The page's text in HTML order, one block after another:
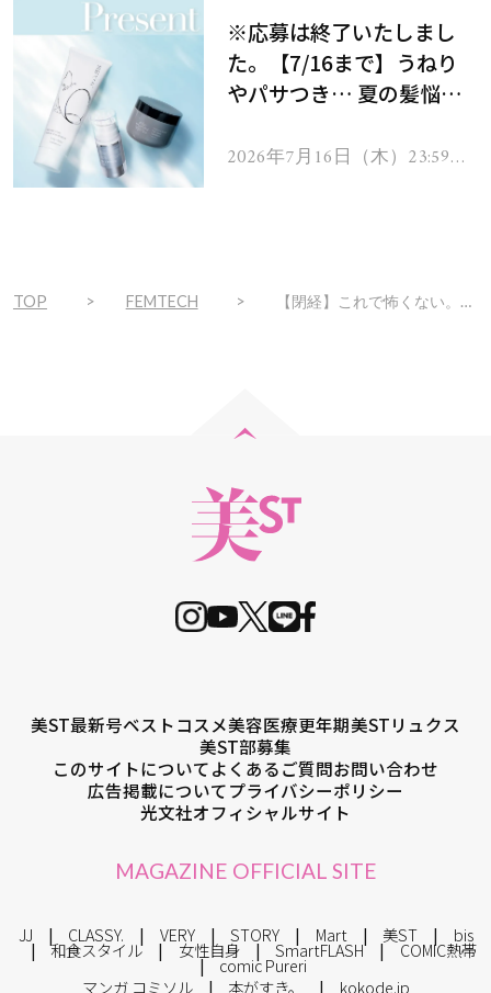
※応募は終了いたしまし
た。【7/16まで】うねり
やパサつき… 夏の髪悩み
ムを13名様にプレゼン
2026年7月16日（木）23:59ま
TOP FEMTECH 【閉経】これで怖くない。40代が閉経までに知っておきたいこと、準備しておきたいこと
美ST最新号ベストコスメ美容医療更年期美STリュクス
美ST部募集
このサイトについてよくあるご質問お問い合わせ
広告掲載についてプライバシーポリシー
光文社オフィシャルサイト
MAGAZINE OFFICIAL SITE
JJ CLASSY. VERY STORY Mart 美ST bis
和食スタイル 女性自身 SmartFLASH COMIC熱帯
comic Pureri
マンガ コミソル
本がすき。 kokode.jp